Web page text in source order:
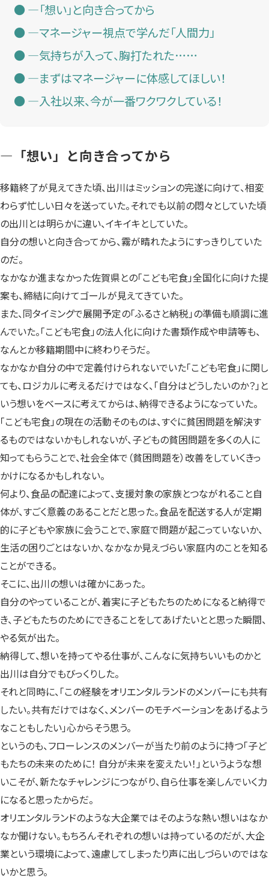
—「想い」と向き合ってから
—マネージャー視点で学んだ「人間力」
—気持ちが入って、胸打たれた……
—まずはマネージャーに体感してほしい！
—入社以来、今が一番ワクワクしている！
—「想い」と向き合ってから
移籍終了が見えてきた頃、出川はミッションの完遂に向けて、相変
わらず忙しい日々を送っていた。それでも以前の悶々としていた頃
の出川とは明らかに違い、イキイキとしていた。
自分の想いと向き合ってから、霧が晴れたようにすっきりしていた
のだ。
なかなか進まなかった佐賀県との「こども宅食」全国化に向けた提
案も、締結に向けてゴールが見えてきていた。
また、同タイミングで展開予定の「ふるさと納税」の準備も順調に進
んでいた。「こども宅食」の法人化に向けた書類作成や申請等も、
なんとか移籍期間中に終わりそうだ。
なかなか自分の中で定義付けられないでいた「こども宅食」に関し
ても、ロジカルに考えるだけではなく、「自分はどうしたいのか？」と
いう想いをベースに考えてからは、納得できるようになっていた。
「こども宅食」の現在の活動そのものは、すぐに貧困問題を解決す
るものではないかもしれないが、子どもの貧困問題を多くの人に
知ってもらうことで、社会全体で（貧困問題を）改善をしていくきっ
かけになるかもしれない。
何より、食品の配達によって、支援対象の家族とつながれること自
体が、すごく意義のあることだと思った。食品を配送する人が定期
的に子どもや家族に会うことで、家庭で問題が起こっていないか、
生活の困りごとはないか、なかなか見えづらい家庭内のことを知る
ことができる。
そこに、出川の想いは確かにあった。
自分のやっていることが、着実に子どもたちのためになると納得で
き、子どもたちのためにできることをしてあげたいとと思った瞬間、
やる気が出た。
納得して、想いを持ってやる仕事が、こんなに気持ちいいものかと
出川は自分でもびっくりした。
それと同時に、「この経験をオリエンタルランドのメンバーにも共有
したい。共有だけではなく、メンバーのモチベーションをあげるよう
なこともしたい」心からそう思う。
というのも、フローレンスのメンバーが当たり前のように持つ「子ど
もたちの未来のために！ 自分が未来を変えたい！」というような想
いこそが、新たなチャレンジにつながり、自ら仕事を楽しんでいく力
になると思ったからだ。
オリエンタルランドのような大企業ではそのような熱い想いはなか
なか聞けない。もちろんそれぞれの想いは持っているのだが、大企
業という環境によって、遠慮してしまったり声に出しづらいのではな
いかと思う。